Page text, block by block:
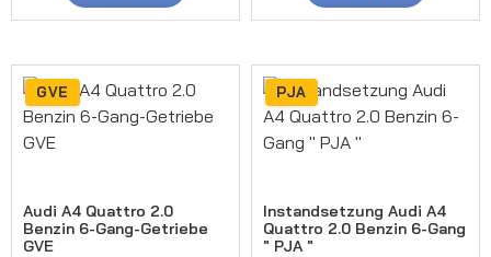
GVE
Audi A4 Quattro 2.0
Benzin 6-Gang-Getriebe
GVE
PJA
Instandsetzung Audi A4
Quattro 2.0 Benzin 6-Gang
" PJA "